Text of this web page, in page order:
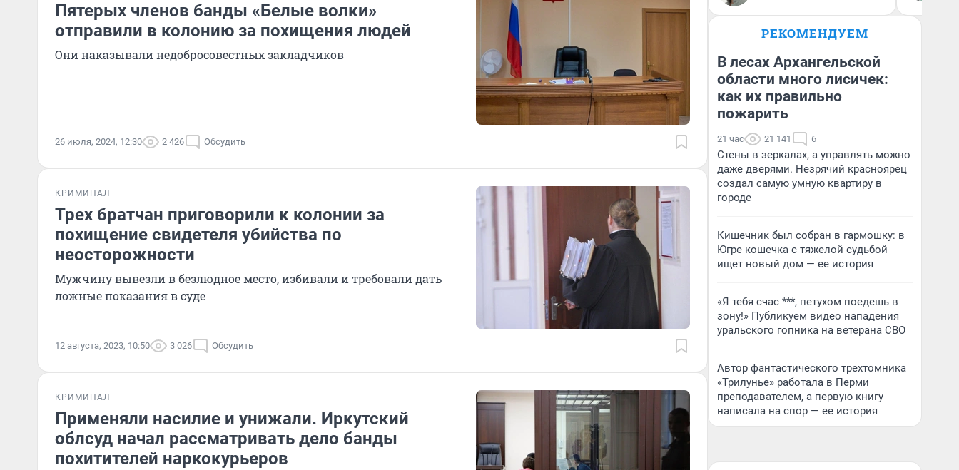
Пятерых членов банды «Белые волки»
отправили в колонию за похищения людей
Они наказывали недобросовестных закладчиков
26 июля, 2024, 12:30 2 426 Обсудить
КРИМИНАЛ
Трех братчан приговорили к колонии за
похищение свидетеля убийства по
неосторожности
Мужчину вывезли в безлюдное место, избивали и требовали дать
ложные показания в суде
12 августа, 2023, 10:50 3 026 Обсудить
КРИМИНАЛ
Применяли насилие и унижали. Иркутский
облсуд начал рассматривать дело банды
похитителей наркокурьеров
РЕКОМЕНДУЕМ
В лесах Архангельской
области много лисичек:
как их правильно
пожарить
21 час 21 141 6
Стены в зеркалах, а управлять можно
даже дверями. Незрячий красноярец
создал самую умную квартиру в
городе
Кишечник был собран в гармошку: в
Югре кошечка с тяжелой судьбой
ищет новый дом — ее история
«Я тебя счас ***, петухом поедешь в
зону!» Публикуем видео нападения
уральского гопника на ветерана СВО
Автор фантастического трехтомника
«Трилунье» работала в Перми
преподавателем, а первую книгу
написала на спор — ее история